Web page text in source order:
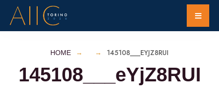
HOME 145108___EYJZ8RUI
145108___eYjZ8RUI